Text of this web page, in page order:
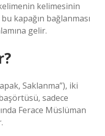
kelimesinin
kapağın bağlanması
gelir.
Saklanma”), iki
sadece
Ferace Müslüman